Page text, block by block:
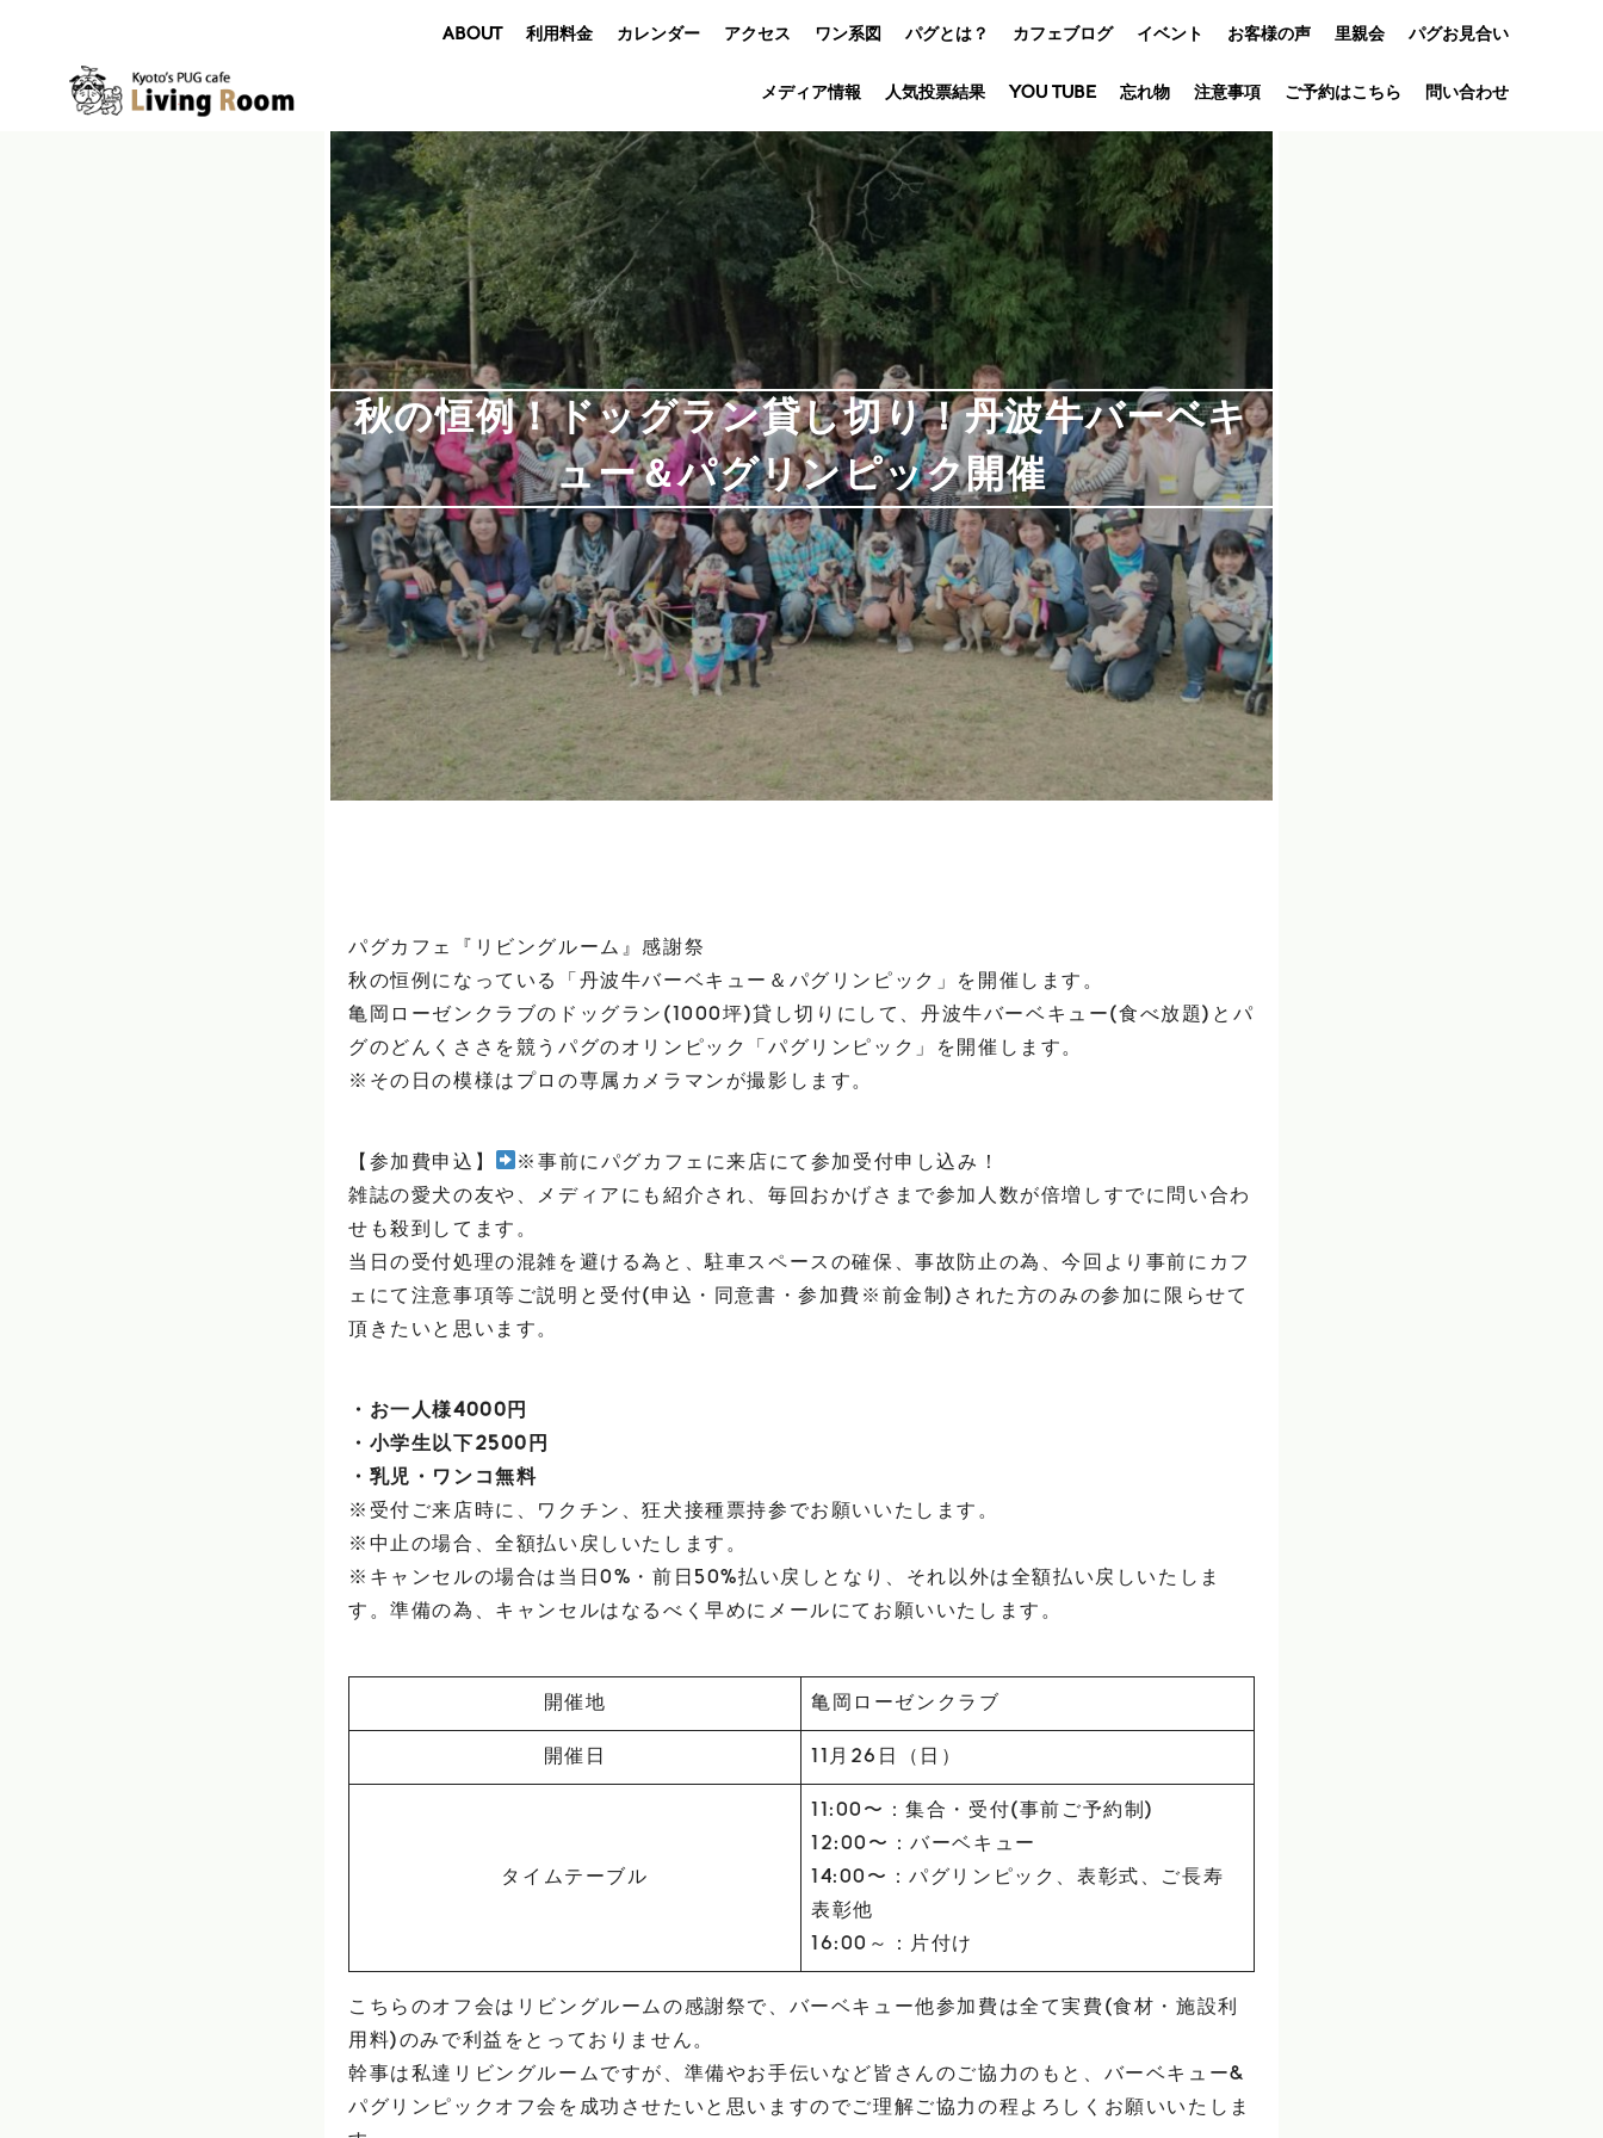
ABOUT 利用料金 カレンダー アクセス ワン系図 パグとは？ カフェブログ イベント
オフ会
アニバーサリ
ー
お客様の声 里親会 パグお見合い
メディア情報 人気投票結果 YOU TUBE 忘れ物 注意事項 ご予約はこちら 問い合わせ
秋の恒例！ドッグラン貸し切り！丹波牛バーベキ
ュー＆パグリンピック開催
パグカフェ『リビングルーム』感謝祭
秋の恒例になっている「丹波牛バーベキュー＆パグリンピック」を開催します。
亀岡ローゼンクラブのドッグラン(1000坪)貸し切りにして、丹波牛バーベキュー(食べ放題)とパ
グのどんくささを競うパグのオリンピック「パグリンピック」を開催します。
※その日の模様はプロの専属カメラマンが撮影します。
【参加費申込】
※事前にパグカフェに来店にて参加受付申し込み！
雑誌の愛犬の友や、メディアにも紹介され、毎回おかげさまで参加人数が倍増しすでに問い合わ
せも殺到してます。
当日の受付処理の混雑を避ける為と、駐車スペースの確保、事故防止の為、今回より事前にカフ
ェにて注意事項等ご説明と受付(申込・同意書・参加費※前金制)された方のみの参加に限らせて
頂きたいと思います。
・お一人様4000円
・小学生以下2500円
・乳児・ワンコ無料
※受付ご来店時に、ワクチン、狂犬接種票持参でお願いいたします。
※中止の場合、全額払い戻しいたします。
※キャンセルの場合は当日0%・前日50%払い戻しとなり、それ以外は全額払い戻しいたしま
す。準備の為、キャンセルはなるべく早めにメールにてお願いいたします。
開催地 亀岡ローゼンクラブ
開催日 11月26日（日）
タイムテーブル
11:00〜：集合・受付(事前ご予約制)
12:00〜：バーベキュー
14:00〜：パグリンピック、表彰式、ご長寿
表彰他
16:00～：片付け
こちらのオフ会はリビングルームの感謝祭で、バーベキュー他参加費は全て実費(食材・施設利
用料)のみで利益をとっておりません。
幹事は私達リビングルームですが、準備やお手伝いなど皆さんのご協力のもと、バーベキュー&
パグリンピックオフ会を成功させたいと思いますのでご理解ご協力の程よろしくお願いいたしま